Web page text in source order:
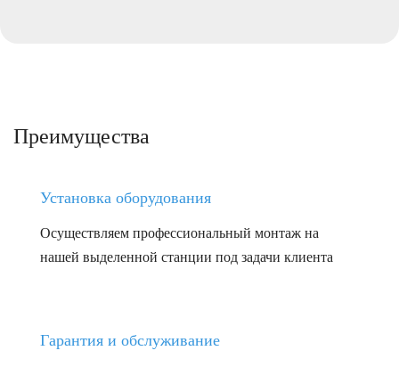
Преимущества
Установка оборудования
Осуществляем профессиональный монтаж на
нашей выделенной станции под задачи клиента
Гарантия и обслуживание